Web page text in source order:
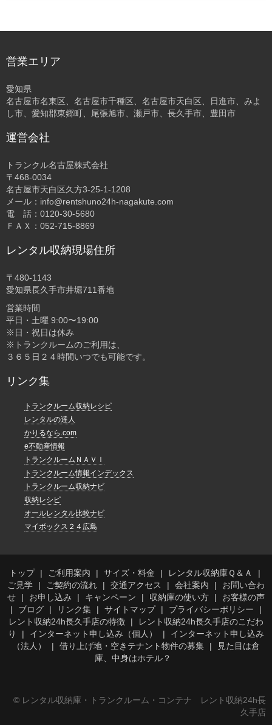
営業エリア
愛知県
名古屋市名東区、名古屋市千種区、名古屋市天白区、日進市、みよ
し市、愛知郡東郷町、尾張旭市、瀬戸市、長久手市、豊田市
運営会社
トランクル名古屋株式会社
〒468-0034
名古屋市天白区久方3-25-1-1208
メール：info@rentshuno24h-nagakute.com
電 話：0120-30-5680
ＦＡＸ：052-715-8869
レンタル収納現場住所
〒480-1143
愛知県長久手市井堀711番地
営業時間
平日・土曜 9:00〜19:00
※日・祝日は休み
※トランクルームのご利用は、
３６５日２４時間いつでも可能です。
リンク集
トランクルーム収納レシピ
レンタルの達人
かりるなら.com
e不動産情報
トランクルームＮＡＶＩ
トランクルーム情報インデックス
トランクルーム収納ナビ
収納レシピ
オールレンタル比較ナビ
マイボックス２４広島
トップ ご利用案内 サイズ・料金
レンタル収納庫Ｑ＆Ａ
ご見学
ご契約の流れ 交通アクセス 会社案内
お問い合わ
せ
お申し込み キャンペーン 収納庫の使い方
お客様の声
ブログ
リンク集 サイトマップ
プライバシーポリシー
レント収納24h長久手店の特徴
レント収納24h長久手店のこだわ
り
インターネット申し込み（個人）
インターネット申し込み
（法人）
借り上げ地・空きテナント物件の募集
見た目は倉
庫、中身はホテル？
© レンタル収納庫・トランクルーム・コンテナ レント収納24h長
久手店